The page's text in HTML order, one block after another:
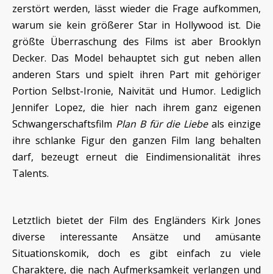
zerstört werden, lässt wieder die Frage aufkommen,
warum sie kein größerer Star in Hollywood ist. Die
größte Überraschung des Films ist aber Brooklyn
Decker. Das Model behauptet sich gut neben allen
anderen Stars und spielt ihren Part mit gehöriger
Portion Selbst-Ironie, Naivität und Humor. Lediglich
Jennifer Lopez, die hier nach ihrem ganz eigenen
Schwangerschaftsfilm Plan B für die Liebeals einzige
ihre schlanke Figur den ganzen Film lang behalten
darf, bezeugt erneut die Eindimensionalität ihres
Talents.
Letztlich bietet der Film des Engländers Kirk Jones
diverse interessante Ansätze und amüsante
Situationskomik, doch es gibt einfach zu viele
Charaktere, die nach Aufmerksamkeit verlangen und